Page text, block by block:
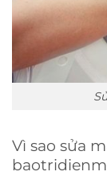
Vì sao sửa